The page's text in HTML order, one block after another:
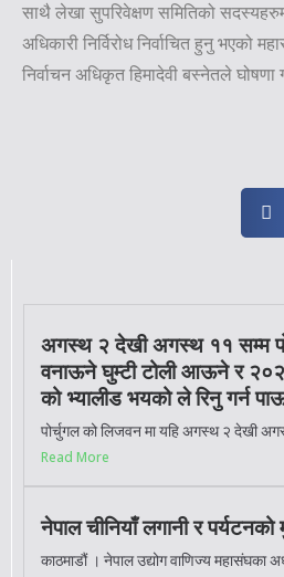
साथै लेखा सुपरिवेक्षण समितिको
अधिकारी निर्विरोध निर्वाचित हुनु भएको
निर्वाचन अधिकृत हिमादेवी बस्नेतले घोषणा
अगस्थ २ देखी अगस्थ ११ सम्म
वनाऊने घुम्टी टोली आऊने र
को भ्यालीड भयको ले रिनु गर्न
पोर्चुगल को लिजवन मा यहि अगस्थ २ देखी
Read More
नेपाल चीनियाँ लगानी र
काठमाडौं । नेपाल उद्योग वाणिज्य महासंघका